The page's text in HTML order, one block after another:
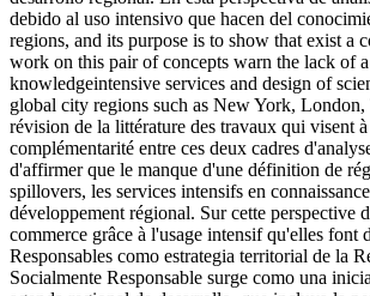
debido al uso intensivo que hacen del
regions, and its purpose is to show that exist a
work on this pair of concepts warn the lack of
knowledgeintensive services and design of
global city regions such as New York,
révision de la littérature des travaux qui visent
complémentarité entre ces deux cadres
d'affirmer que le manque d'une définition de
spillovers, les services intensifs en
développement régional. Sur cette
commerce grâce à l'usage intensif qu'elles font
Responsables como estrategia territorial de la
Socialmente Responsable surge como una